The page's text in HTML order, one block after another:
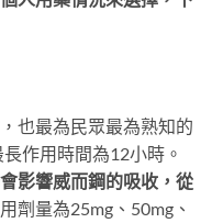
也最為民眾最為熟知的
作用時間為12小時。
影響威而鋼的吸收，從
劑量為25mg、50mg、